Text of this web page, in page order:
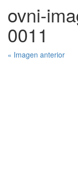
ovni-
0011
« Imagen anterior